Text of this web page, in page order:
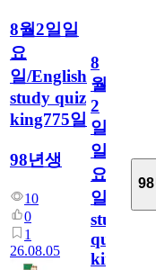
8월2일일
요
일/English
study quiz
king775일
98년생
10
0
1
26.08.05
8
월
2
일
일
요
일/
study
quiz
king775